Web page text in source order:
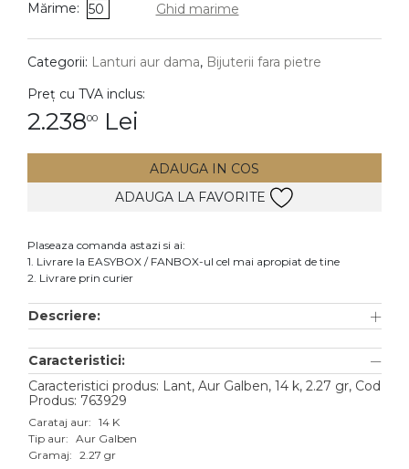
DIAMANTE Vezi toate
Cercei
Accesorii
Aur alb
Aur roz
Aur mixt
Mărime: 50 Ghid marime
Categorii: Lanturi aur dama, Bijuterii fara pietre
Preț cu TVA inclus:
2.23800 Lei
ADAUGA IN COS
ADAUGA LA FAVORITE
Plaseaza comanda astazi si ai:
1. Livrare la EASYBOX / FANBOX-ul cel mai apropiat de tine
2. Livrare prin curier
Descriere:
Caracteristici:
Caracteristici produs: Lant, Aur Galben, 14 k, 2.27 gr, Cod
Produs: 763929
Carataj aur: 14 K
Tip aur: Aur Galben
Gramaj: 2.27 gr